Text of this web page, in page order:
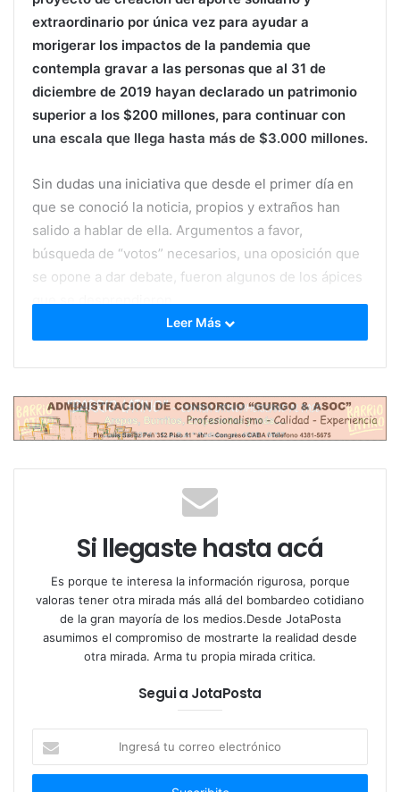
extraordinario por única vez para ayudar a
morigerar los impactos de la pandemia que
contempla gravar a las personas que al 31 de
diciembre de 2019 hayan declarado un patrimonio
superior a los $200 millones, para continuar con
una escala que llega hasta más de $3.000 millones.
Sin dudas una iniciativa que desde el primer día en
que se conoció la noticia, propios y extraños han
salido a hablar de ella. Argumentos a favor,
búsqueda de “votos” necesarios, una oposición que
se opone a dar debate, fueron algunos de los ápices
que se desprendieron.
En#JotaPostaelaboramos un completo análisis del
Proyecto para entender muchos de los interrogantes
que aún perduran:¿Puede el oficialismo lograr la
aprobación? ¿Cuánto representa para las cuentas
públicas? ¿Es un “impuesto” o un “aporte”? ¿Qué
como legislan al respecto?
LOS DETALLES DEL PROYECTO
La intención del oficialismo es reforzar la
recaudación, que tuvo una fuerte caída por la crisis
que tiene la actividad económica a raíz de la
pandemia de coronavirus, y contar con los
recursos para atender la emergencia sanitaria y
única vez que va a alcanzar exclusivamente a las
Leer Más
Si llegaste hasta acá
Es porque te interesa la información rigurosa, porque
valoras tener otra mirada más allá del bombardeo cotidiano
de la gran mayoría de los medios.Desde JotaPosta
asumimos el compromiso de mostrarte la realidad desde
otra mirada. Arma tu propia mirada critica.
Segui a JotaPosta
correo